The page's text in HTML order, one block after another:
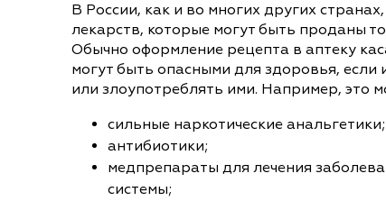
В России, как и во многих других
лекарств, которые могут быть проданы
Обычно оформление рецепта в аптеку
могут быть опасными для здоровья,
или злоупотреблять ими. Например, это
сильные наркотические анальгетики;
антибиотики;
медпрепараты для лечения
системы;